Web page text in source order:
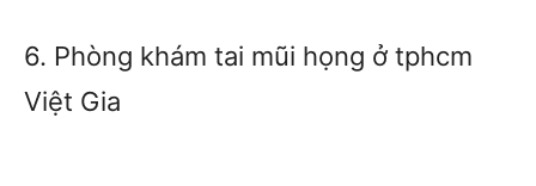
6. Phòng khám tai mũi họng ở tphcm
Việt Gia